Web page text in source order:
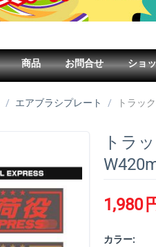
商品 お問合せ ショ
/ エアブラシプレート / トラッ
トラ
1,980
カラー: